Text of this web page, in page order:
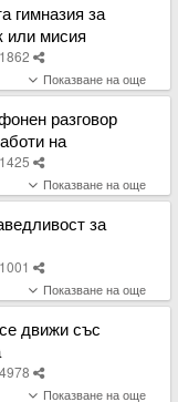
гимназия за
или мисия
1862
разговор
на
1425
за
движи със
4978